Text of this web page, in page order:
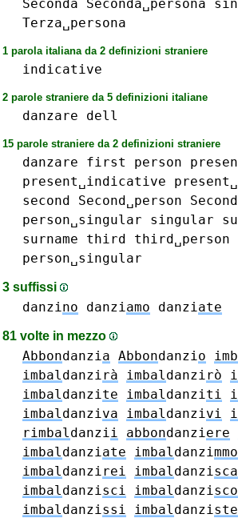
Seconda
Seconda␣persona
Terza␣persona
1 parola italiana da 2 definizioni straniere
indicative
2 parole straniere da 5 definizioni italiane
danzare dell
15 parole straniere da 2 definizioni straniere
danzare first person
present␣indicative
second
Second␣person
person␣singular
singular
surname
third third␣person
person␣singular
3 suffissi
danzino danziamo danziate
81 volte in mezzo
Abbondanzia Abbondanzio
imbaldanzirà imbaldanzirò
imbaldanzite imbaldanziti
imbaldanziva imbaldanzivi
rimbaldanzii abbondanziere
imbaldanziate imbaldanzimmo
imbaldanzirei imbaldanzisca
imbaldanzisci imbaldanzisco
imbaldanzissi imbaldanziste